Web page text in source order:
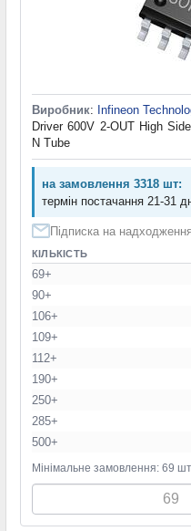
Виробник: Infineon
Driver 600V 2-OUT High
N Tube
на замовлення 3318 шт:
термін постачання 21-31
Підписка на надходження
КІЛЬКІСТЬ
69+
90+
106+
109+
112+
190+
250+
285+
500+
Мінімальне замовлення: 69 шт